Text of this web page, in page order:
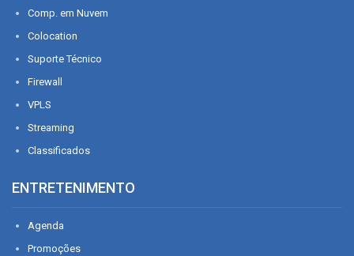
Comp. em Nuvem
Colocation
Suporte Técnico
Firewall
VPLS
Streaming
Classificados
ENTRETENIMENTO
Agenda
Promoções